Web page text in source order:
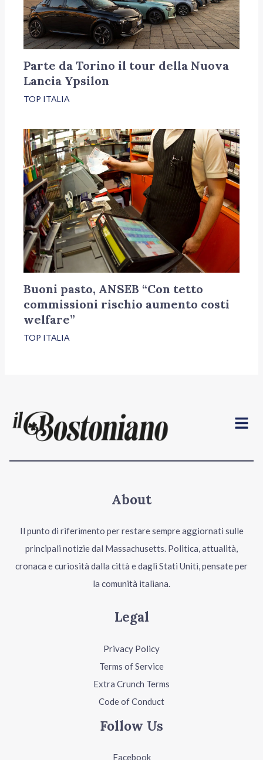
Parte da Torino il tour della Nuova
Lancia Ypsilon
TOP ITALIA
Buoni pasto, ANSEB “Con tetto
commissioni rischio aumento costi
welfare”
TOP ITALIA
Menu
About
Il punto di riferimento per restare sempre aggiornati sulle
principali notizie dal Massachusetts. Politica, attualità,
cronaca e curiosità dalla città e dagli Stati Uniti, pensate per
la comunità italiana.
Legal
Privacy Policy
Terms of Service
Extra Crunch Terms
Code of Conduct
Follow Us
Facebook